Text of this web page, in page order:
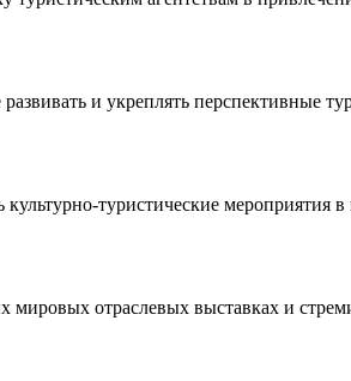
и укреплять перспективные
туристические мероприятия
отраслевых выставках и